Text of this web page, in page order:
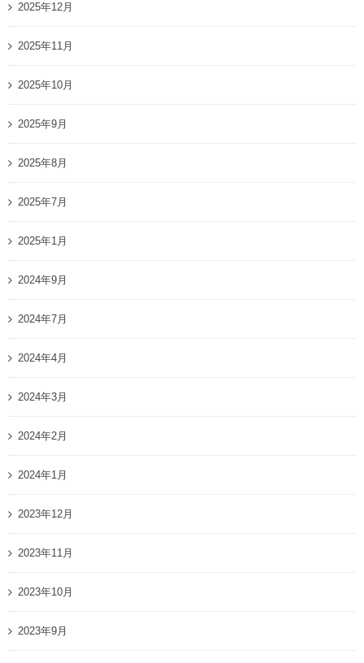
2025年12月
2025年11月
2025年10月
2025年9月
2025年8月
2025年7月
2025年1月
2024年9月
2024年7月
2024年4月
2024年3月
2024年2月
2024年1月
2023年12月
2023年11月
2023年10月
2023年9月